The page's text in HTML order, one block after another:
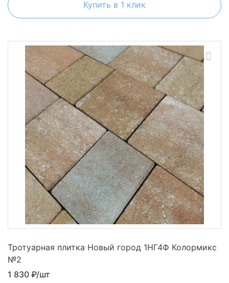
Купить в 1 клик
Тротуарная плитка Новый город 1НГ4Ф Колормикс
№2
1 830 ₽/шт